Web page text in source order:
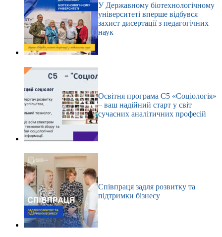
У Державному біотехнологічному
університеті вперше відбувся
захист дисертації з педагогічних
наук
Освітня програма С5 «Соціологія»
– ваш надійний старт у світ
сучасних аналітичних професій
Співпраця задля розвитку та
підтримки бізнесу